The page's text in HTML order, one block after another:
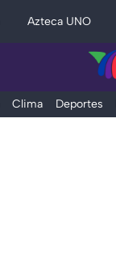
Azteca UNO
Clima Deportes